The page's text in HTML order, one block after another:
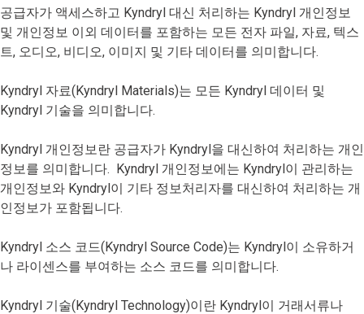
공급자가 액세스하고 Kyndryl 대신 처리하는 Kyndryl 개인정보
및 개인정보 이외 데이터를 포함하는 모든 전자 파일, 자료, 텍스
트, 오디오, 비디오, 이미지 및 기타 데이터를 의미합니다.
Kyndryl 자료(Kyndryl Materials)는 모든 Kyndryl 데이터 및
Kyndryl 기술을 의미합니다.
Kyndryl 개인정보란 공급자가 Kyndryl을 대신하여 처리하는 개인
정보를 의미합니다. Kyndryl 개인정보에는 Kyndryl이 관리하는
개인정보와 Kyndryl이 기타 정보처리자를 대신하여 처리하는 개
인정보가 포함됩니다.
Kyndryl 소스 코드(Kyndryl Source Code)는 Kyndryl이 소유하거
나 라이센스를 부여하는 소스 코드를 의미합니다.
Kyndryl 기술(Kyndryl Technology)이란 Kyndryl이 거래서류나